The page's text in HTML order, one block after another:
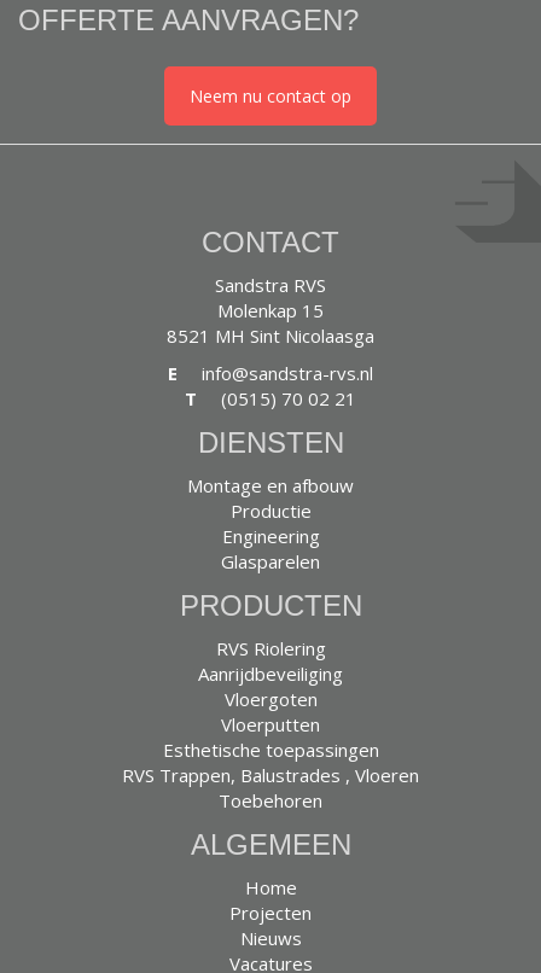
OFFERTE AANVRAGEN?
Neem nu contact op
CONTACT
Sandstra RVS
Molenkap 15
8521 MH Sint Nicolaasga
E info@sandstra-rvs.nl
T (0515) 70 02 21
DIENSTEN
Montage en afbouw
Productie
Engineering
Glasparelen
PRODUCTEN
RVS Riolering
Aanrijdbeveiliging
Vloergoten
Vloerputten
Esthetische toepassingen
RVS Trappen, Balustrades , Vloeren
Toebehoren
ALGEMEEN
Home
Projecten
Nieuws
Vacatures